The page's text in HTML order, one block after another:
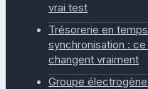
vrai test
Trésorerie en
synchronisation :
changent vraiment
Groupe